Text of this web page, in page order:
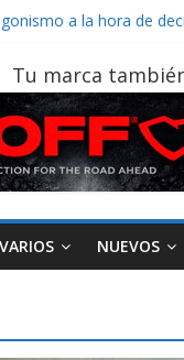
cubrir las rutas de La
28% en julio de 2026
varios días sin
7 provincias en 8
Tu marca
VARIOS NUEVOS